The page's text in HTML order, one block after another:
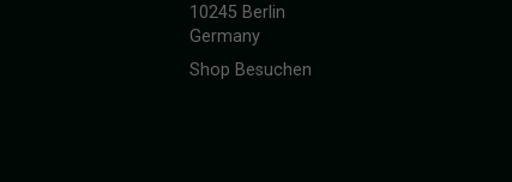
10245 Berlin
Germany
Shop Besuchen